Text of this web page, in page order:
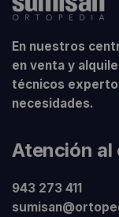
En nuestros
en venta y
técnicos
necesidades.
Atención al
943 273 411